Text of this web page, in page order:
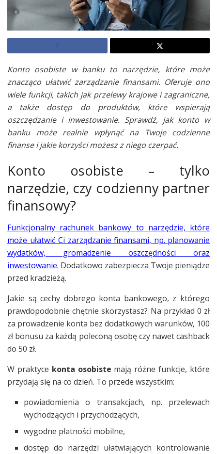
Konto osobiste w banku to narzędzie, które może
znacząco ułatwić zarządzanie finansami. Oferuje ono
wiele funkcji, takich jak przelewy krajowe i zagraniczne,
a także dostęp do produktów, które wspierają
oszczędzanie i inwestowanie. Sprawdź, jak konto w
banku może realnie wpłynąć na Twoje codzienne
finanse i jakie korzyści możesz z niego czerpać.
Konto osobiste – tylko
narzędzie, czy codzienny partner
finansowy?
Funkcjonalny rachunek bankowy to narzędzie, które
może ułatwić Ci zarządzanie finansami, np. planowanie
wydatków, gromadzenie oszczędności oraz
inwestowanie. Dodatkowo zabezpiecza Twoje pieniądze
przed kradzieżą.
Jakie są cechy dobrego konta bankowego, z którego
prawdopodobnie chętnie skorzystasz? Na przykład 0 zł
za prowadzenie konta bez dodatkowych warunków, 100
zł bonusu za każdą poleconą osobę czy nawet cashback
do 50 zł.
W praktyce konta osobiste mają różne funkcje, które
przydają się na co dzień. To przede wszystkim:
powiadomienia o transakcjach, np. przelewach
wychodzących i przychodzących,
wygodne płatności mobilne,
dostęp do narzędzi ułatwiających kontrolowanie